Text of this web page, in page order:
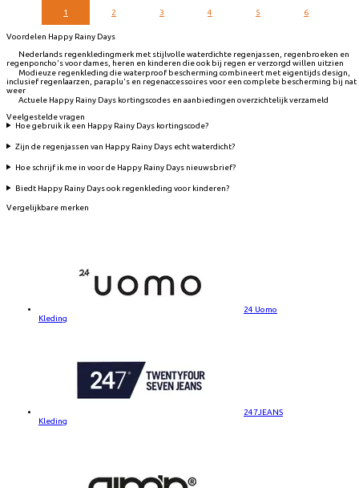
1 2 3 4 5 6
Voordelen Happy Rainy Days
Nederlands regenkledingmerk met stijlvolle waterdichte regenjassen, regenbroeken en
regenponcho's voor dames, heren en kinderen die ook bij regen er verzorgd willen uitzien
Modieuze regenkleding die waterproof bescherming combineert met eigentijds design,
inclusief regenlaarzen, paraplu's en regenaccessoires voor een complete bescherming bij nat
weer
Actuele Happy Rainy Days kortingscodes en aanbiedingen overzichtelijk verzameld
Veelgestelde vragen
Hoe gebruik ik een Happy Rainy Days kortingscode?
Zijn de regenjassen van Happy Rainy Days echt waterdicht?
Hoe schrijf ik me in voor de Happy Rainy Days nieuwsbrief?
Biedt Happy Rainy Days ook regenkleding voor kinderen?
Vergelijkbare merken
24 Uomo
Kleding
247JEANS
Kleding